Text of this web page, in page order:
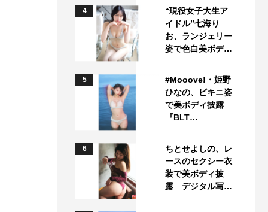
4
“現役女子大生ア
イドル”七海り
お、ランジェリー
姿で色白美ボデ…
5
#Mooove!・姫野
ひなの、ビキニ姿
で美ボディ披露
『BLT…
6
ちとせよしの、レ
ースのセクシー衣
装で美ボディ披
露 デジタル写…